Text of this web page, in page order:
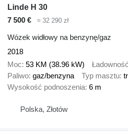
Linde H 30
7 500 €
≈ 32 290 zł
Wózek widłowy na benzynę/gaz
2018
Moc 53 KM (38.96 kW) Ładowność
Paliwo gaz/benzyna Typ masztu
Wysokość podnoszenia 6 m
Polska, Złotów